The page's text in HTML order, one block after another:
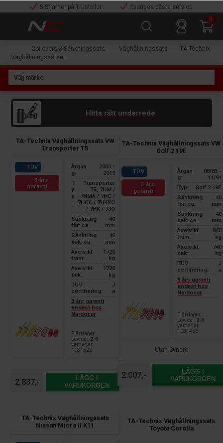
5 Stjärnor på Trustpilot
Sveriges bästa service
0
Coilovers & Sänkningssats Väghållningssats
TA-Technix
Väghållningssatser
Hitta rätt underrede
TA-Technix Väghållningssats VW
Transporter T5
TÜV
3 års
garanti
Årgan
g:
2003 -
2019
T
y
p
:
Transporter
T5, 7HM /
7HMA / 7HC /
7HCA / 7HKXO
/ 7HK / 7JO
Sänkning
för: ca.
40
mm
Sänkning
bak: ca.
40
mm
Axelvikt
fram:
1720
kg
Axelvikt
bak:
1720
kg
TÜV
certifiering:
J
a
3 års garanti
endast hos
Nardocar
Fjärrlager
Lev. ca.: 2-8
vardagar
1081522
2.837,-
LÄGG I
VARUKORGEN
TA-Technix Väghållningssats VW
Golf 2 19E
TÜV
3 års
garanti
Årgan
g:
08/83 -
11/91
Typ:
Golf 2 19E
Sänkning
för: ca.
40
mm
Sänkning
bak: ca.
40
mm
Axelvikt
fram:
840
kg
Axelvikt
bak:
740
kg
TÜV
certifiering:
J
a
3 års garanti
endast hos
Nardocar
Fjärrlager
Lev. ca.: 2-8
vardagar
1081456
Utan Syncro
2.007,-
LÄGG I
VARUKORGEN
TA-Technix Väghållningssats
Nissan Micra II K11
TA-Technix Väghållningssats
Toyota Corolla